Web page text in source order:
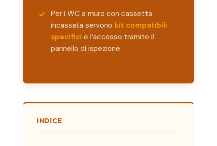
Per i WC a muro con cassetta
incassata servono kit compatibili
specifici e l’accesso tramite il
pannello di ispezione
INDICE